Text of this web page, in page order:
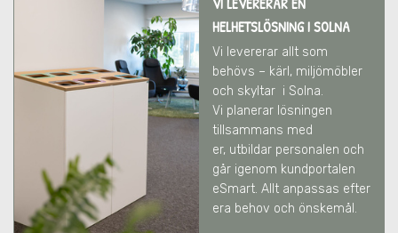
HELHETSLÖSNING I SOLNA
Vi levererar allt som
behövs – kärl, miljömöbler
och skyltar i Solna.
Vi planerar lösningen
tillsammans med
er, utbildar personalen och
går igenom kundportalen
eSmart. Allt anpassas efter
era behov och önskemål.